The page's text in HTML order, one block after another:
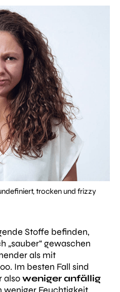
trocken und frizzy
Stoffe befinden,
„sauber“ gewaschen
als mit
Im besten Fall sind
alsoweniger anfällig